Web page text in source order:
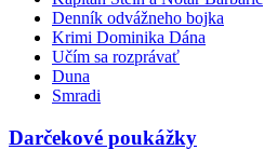
Denník odvážneho bojka
Krimi Dominika Dána
Učím sa rozprávať
Duna
Smradi
Darčekové poukážky